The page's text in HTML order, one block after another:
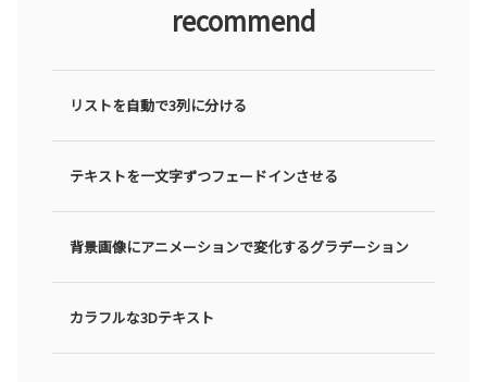
recommend
リストを自動で3列に分ける
テキストを一文字ずつフェードインさせる
背景画像にアニメーションで変化するグラデーション
カラフルな3Dテキスト